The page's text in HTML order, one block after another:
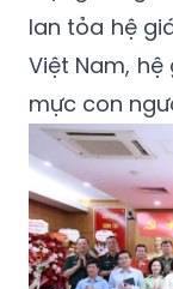
lan tỏa hệ
Việt Nam,
mực con